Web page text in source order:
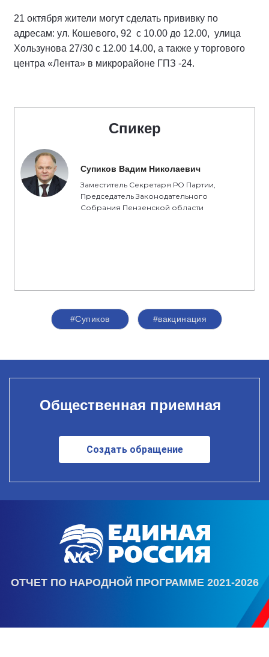
21 октября жители могут сделать прививку по
адресам: ул. Кошевого, 92 с 10.00 до 12.00, улица
Хользунова 27/30 с 12.00 14.00, а также у торгового
центра «Лента» в микрорайоне ГПЗ -24.
Спикер
Супиков Вадим Николаевич
Заместитель Секретаря РО Партии,
Председатель Законодательного
Собрания Пензенской области
#Супиков #вакцинация
Общественная приемная
Создать обращение
ОТЧЕТ ПО НАРОДНОЙ ПРОГРАММЕ 2021-2026